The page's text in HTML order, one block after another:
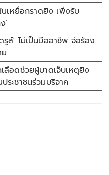
นเหยื่อกราดยิง เพิ่งรับ
’
ส์' ไม่เป็นมืออาชีพ จ่อร้อง
ลือดช่วยผู้บาดเจ็บเหตุยิง
ระชาชนร่วมบริจาค